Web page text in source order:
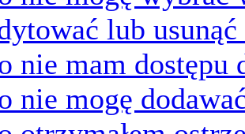
lub usunąć
nie mam dostępu
nie mogę